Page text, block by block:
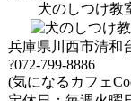
犬のしつけ教
兵庫県川西市清和
?072-799-8886
(気になるカフェ